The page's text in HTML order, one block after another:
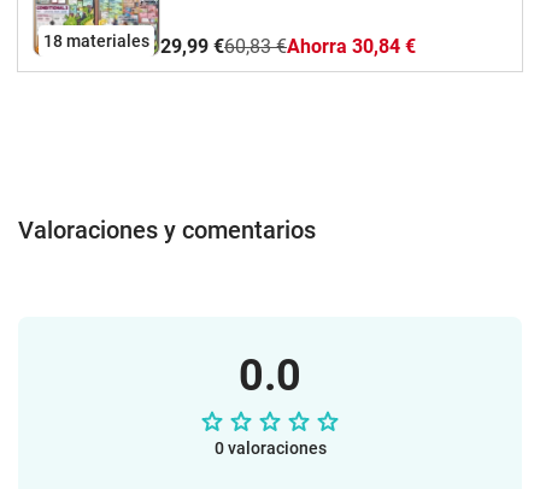
18 materiales 29,99 €60,83 €Ahorra 30,84 €
Valoraciones y comentarios
0.0
0 valoraciones